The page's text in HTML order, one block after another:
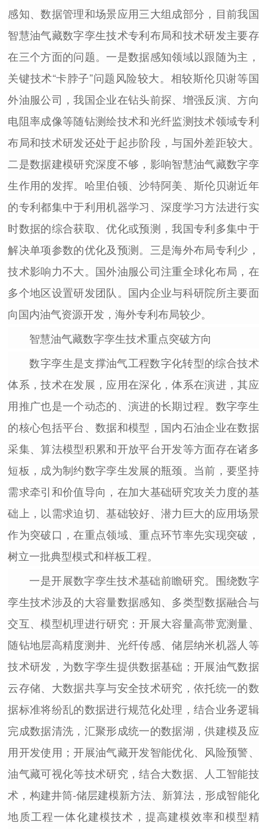
感知、数据管理和场景应用三大组成部分，目前我国
智慧油气藏数字孪生技术专利布局和技术研发主要存
在三个方面的问题。一是数据感知领域以跟随为主，
关键技术“卡脖子”问题风险较大。相较斯伦贝谢等国
外油服公司，我国企业在钻头前探、增强反演、方向
电阻率成像等随钻测绘技术和光纤监测技术领域专利
布局和技术研发还处于起步阶段，与国外差距较大。
二是数据建模研究深度不够，影响智慧油气藏数字孪
生作用的发挥。哈里伯顿、沙特阿美、斯伦贝谢近年
的专利都集中于利用机器学习、深度学习方法进行实
时数据的综合获取、优化或预测，我国专利多集中于
解决单项参数的优化及预测。三是海外布局专利少，
技术影响力不大。国外油服公司注重全球化布局，在
多个地区设置研发团队。国内企业与科研院所主要面
向国内油气资源开发，海外专利布局较少。
智慧油气藏数字孪生技术重点突破方向
数字孪生是支撑油气工程数字化转型的综合技术
体系，技术在发展，应用在深化，体系在演进，其应
用推广也是一个动态的、演进的长期过程。数字孪生
的核心包括平台、数据和模型，国内石油企业在数据
采集、算法模型积累和开放平台开发等方面存在诸多
短板，成为制约数字孪生发展的瓶颈。当前，要坚持
需求牵引和价值导向，在加大基础研究攻关力度的基
础上，以需求迫切、基础较好、潜力巨大的应用场景
作为突破口，在重点领域、重点环节率先实现突破，
树立一批典型模式和样板工程。
一是开展数字孪生技术基础前瞻研究。 围绕数字
孪生技术涉及的大容量数据感知、多类型数据融合与
交互、模型机理进行研究：开展大容量高带宽测量、
随钻地层高精度测井、光纤传感、储层纳米机器人等
技术研发，为数字孪生提供数据基础；开展油气数据
云存储、大数据共享与安全技术研究，依托统一的数
据标准将纷乱的数据进行规范化处理，结合业务逻辑
完成数据清洗，汇聚形成统一的数据湖，供建模及应
用开发使用；开展油气藏开发智能优化、风险预警、
油气藏可视化等技术研究，结合大数据、人工智能技
术，构建井筒-储层建模新方法、新算法，形成智能化
地质工程一体化建模技术，提高建模效率和模型精